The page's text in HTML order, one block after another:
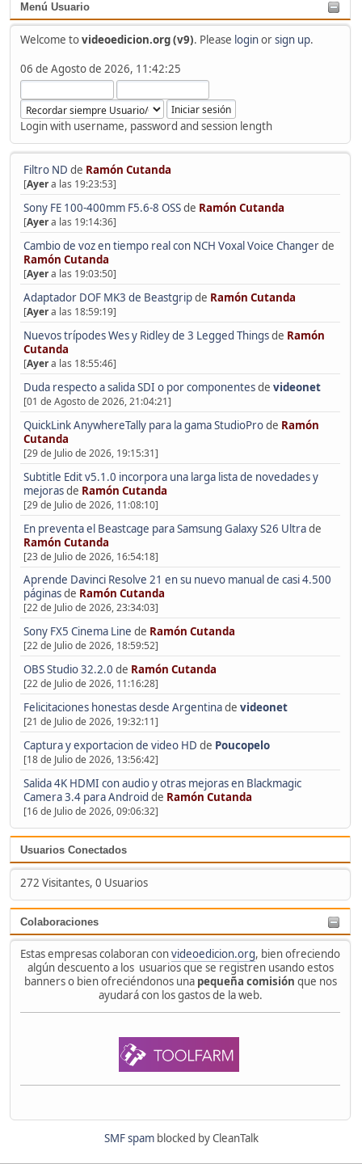
Menú Usuario
Welcome tovideoedicion.org (v9). Please loginorsign up.
06 de Agosto de 2026, 11:42:25
Login with username, password and session length
Filtro ND de Ramón Cutanda
[Ayera las 19:23:53]
Sony FE 100-400mm F5.6-8 OSSde Ramón Cutanda
[Ayera las 19:14:36]
Cambio de voz en tiempo real con NCH Voxal Voice Changerde
Ramón Cutanda
[Ayera las 19:03:50]
Adaptador DOF MK3 de Beastgripde Ramón Cutanda
[Ayera las 18:59:19]
Nuevos trípodes Wes y Ridley de 3 Legged Thingsde Ramón
Cutanda
[Ayera las 18:55:46]
Duda respecto a salida SDI o por componentesde videonet
[01 de Agosto de 2026, 21:04:21]
QuickLink AnywhereTally para la gama StudioProde Ramón
Cutanda
[29 de Julio de 2026, 19:15:31]
Subtitle Edit v5.1.0 incorpora una larga lista de novedades y
mejorasde Ramón Cutanda
[29 de Julio de 2026, 11:08:10]
En preventa el Beastcage para Samsung Galaxy S26 Ultrade
Ramón Cutanda
[23 de Julio de 2026, 16:54:18]
Aprende Davinci Resolve 21 en su nuevo manual de casi 4.500
páginasde Ramón Cutanda
[22 de Julio de 2026, 23:34:03]
Sony FX5 Cinema Line de Ramón Cutanda
[22 de Julio de 2026, 18:59:52]
OBS Studio 32.2.0 de Ramón Cutanda
[22 de Julio de 2026, 11:16:28]
Felicitaciones honestas desde Argentinade videonet
[21 de Julio de 2026, 19:32:11]
Captura y exportacion de video HD de Poucopelo
[18 de Julio de 2026, 13:56:42]
Salida 4K HDMI con audio y otras mejoras en Blackmagic
Camera 3.4 para Android de Ramón Cutanda
[16 de Julio de 2026, 09:06:32]
Usuarios Conectados
272 Visitantes, 0 Usuarios
Colaboraciones
Estas empresas colaboran convideoedicion.org, bien ofreciendo
algún descuento a los usuarios que se registren usando estos
banners o bien ofreciéndonos una pequeña comisión que nos
ayudará con los gastos de la web.
SMF spamblocked by CleanTalk